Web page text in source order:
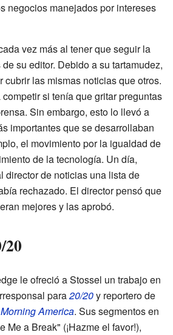
negocios manejados por intereses
vez más al tener que seguir la
su editor. Debido a su tartamudez,
cubrir las mismas noticias que otros.
si tenía que gritar preguntas
Sin embargo, esto lo llevó a
importantes que se desarrollaban
el movimiento por la igualdad de
de la tecnología. Un día,
director de noticias una lista de
rechazado. El director pensó que
mejores y las aprobó.
20
le ofreció a Stossel un trabajo en
para20/20y reportero de
America. Sus segmentos en
Me a Break" (¡Hazme el favor!),